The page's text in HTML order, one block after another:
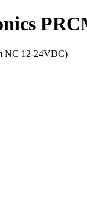
NC 12-24VDC)